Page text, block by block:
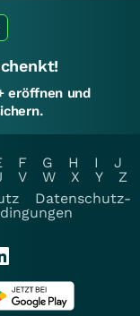
eröffnen und
F G H I
J
V W X Y
Z
Datenschutz-